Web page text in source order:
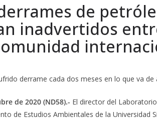
de
inadvertidos
derrame cada dos meses en lo que va de
de 2020 (ND58).- El director del
de Estudios Ambientales de la Universidad